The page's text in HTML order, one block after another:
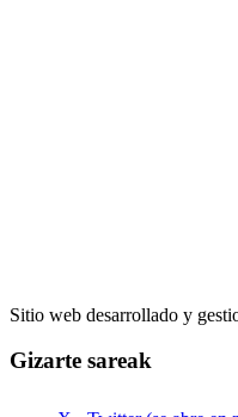
Sitio web desarrollado y
Gizarte sareak